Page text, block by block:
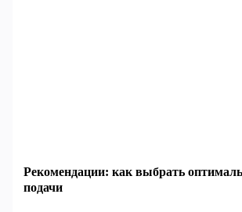
Рекомендации: как выбрать
подачи